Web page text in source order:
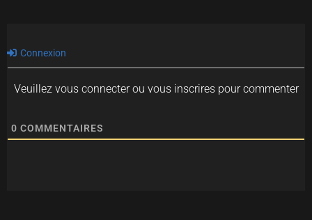
Connexion
Veuillez vous connecter ou vous inscrires pour commenter
0 COMMENTAIRES